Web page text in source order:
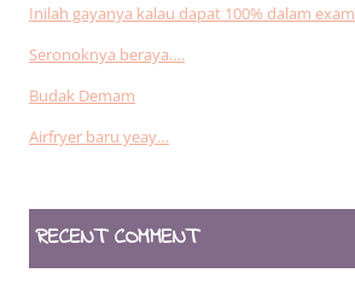
Inilah gayanya kalau dapat 100% dalam exam
Seronoknya beraya….
Budak Demam
Airfryer baru yeay…
RECENT COMMENT